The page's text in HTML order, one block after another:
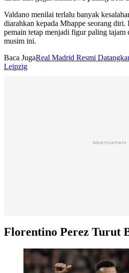
Valdano menilai terlalu banyak
diarahkan kepada Mbappe seorang diri.
pemain tetap menjadi figur paling tajam
musim ini.
Baca JugaReal Madrid Resmi
Leipzig
Advertisement
Florentino Perez Turut